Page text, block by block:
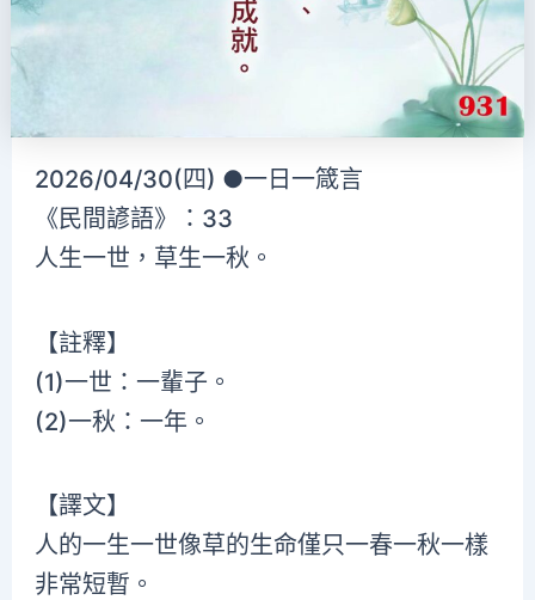
2026/04/30(四) ●一日一箴言
《民間諺語》：33
人生一世，草生一秋。
【註釋】
(1)一世：一輩子。
(2)一秋：一年。
【譯文】
人的一生一世像草的生命僅只一春一秋一樣
非常短暫。